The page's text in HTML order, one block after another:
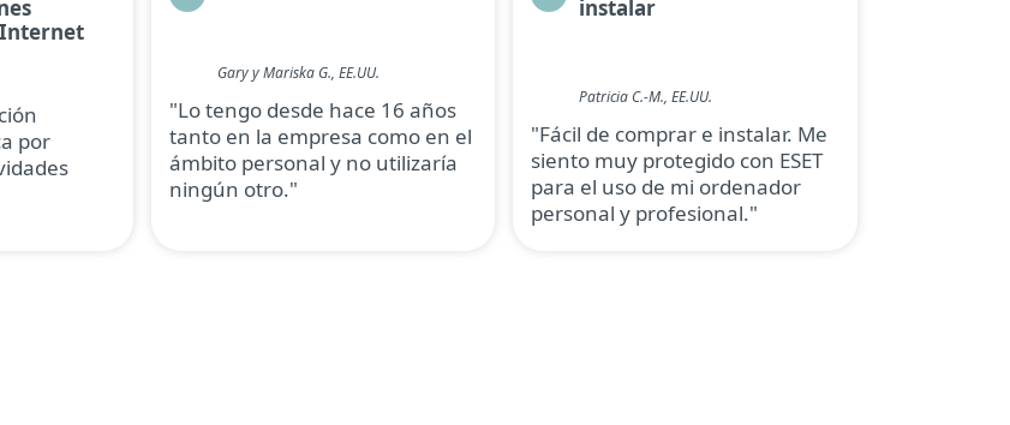
por
Gary y Mariska G., EE.UU.
"Lo tengo desde hace 16 años
tanto en la empresa como en el
ámbito personal y no utilizaría
ningún otro."
instalar
Patricia C.-M., EE.UU.
"Fácil de comprar e instalar. Me
siento muy protegido con ESET
para el uso de mi ordenador
personal y profesional."